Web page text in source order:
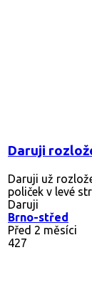
Daruji
Daruji už
poliček v levé
Daruji
Brno-střed
Před 2 měsíci
427